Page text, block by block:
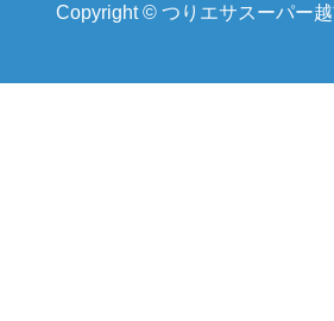
Copyright © つりエサスーパー